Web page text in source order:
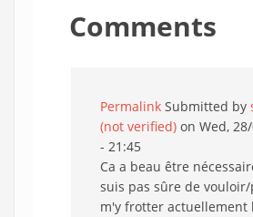
Comments
Permalink Submitted by
(not verified) on Wed,
- 21:45
Ca a beau être
suis pas sûre de
m'y frotter actuellement